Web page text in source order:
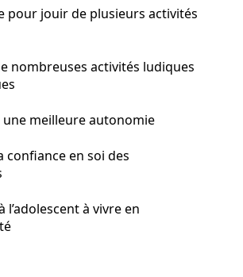
pour jouir de plusieurs activités
nombreuses activités ludiques
une meilleure autonomie
confiance en soi des
l’adolescent à vivre en